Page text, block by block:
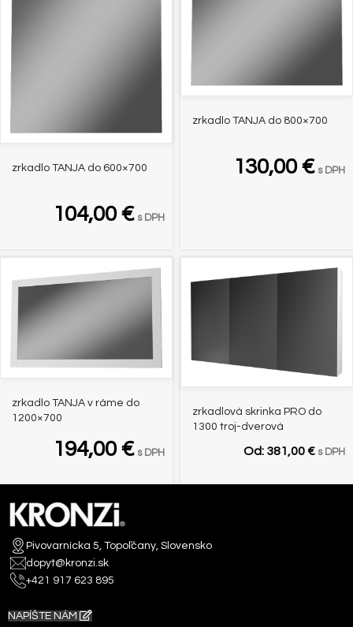
zrkadlo TANJA do 600×700
104,00€ s DPH
zrkadlo TANJA do 800×700
130,00€ s DPH
zrkadlo TANJA v ráme do
1200×700
194,00€ s DPH
zrkadlová skrinka PRO do
1300 troj-dverová
Od: 381,00€ s DPH
Pivovarnícka 5, Topoľčany, Slovensko
dopyt@kronzi.sk
+421 917 623 895
NAPÍŠTE NÁM